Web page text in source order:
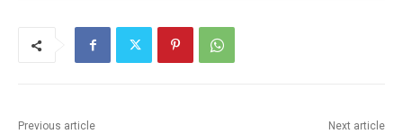
Previous article Next article